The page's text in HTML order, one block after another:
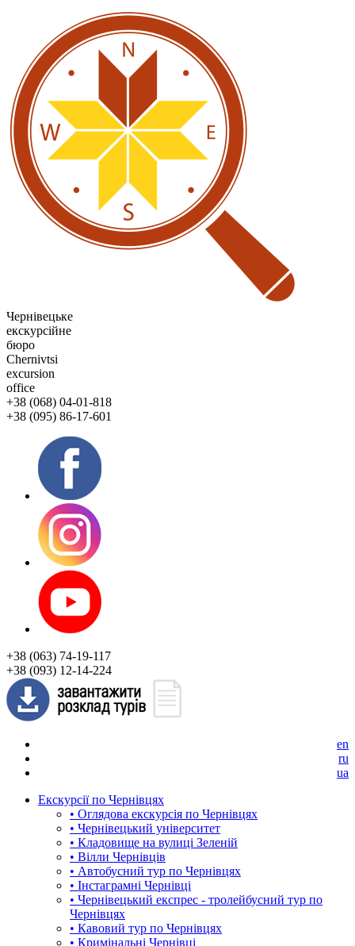
Чернівецьке
екскурсійне
бюро
Chernivtsi
excursion
office
+38 (068) 04-01-818
+38 (095) 86-17-601
+38 (063) 74-19-117
+38 (093) 12-14-224
en
ru
ua
Екскурсії по Чернівцях
• Оглядова екскурсія по Чернівцях
• Чернівецький університет
• Кладовище на вулиці Зеленій
• Вілли Чернівців
• Автобусний тур по Чернівцях
• Інстаграмні Чернівці
• Чернівецький експрес - тролейбусний тур по
Чернівцях
• Кавовий тур по Чернівцях
• Кримінальні Чернівці